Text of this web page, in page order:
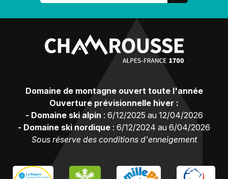
Domaine de montagne ouvert toute l'année
Ouverture prévisionnelle hiver :
- Domaine ski alpin : 6/12/2025 au 12/04/2026
- Domaine ski nordique : 6/12/2024 au 6/04/2026
Sous réserve des conditions d'enneigement